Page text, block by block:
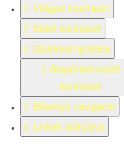
Világos kontraszt
Sötét kontraszt
Szürkeárnyalatos
Alapértelmezett
kontraszt
Billentyű navigáció
Linkek aláhúzva